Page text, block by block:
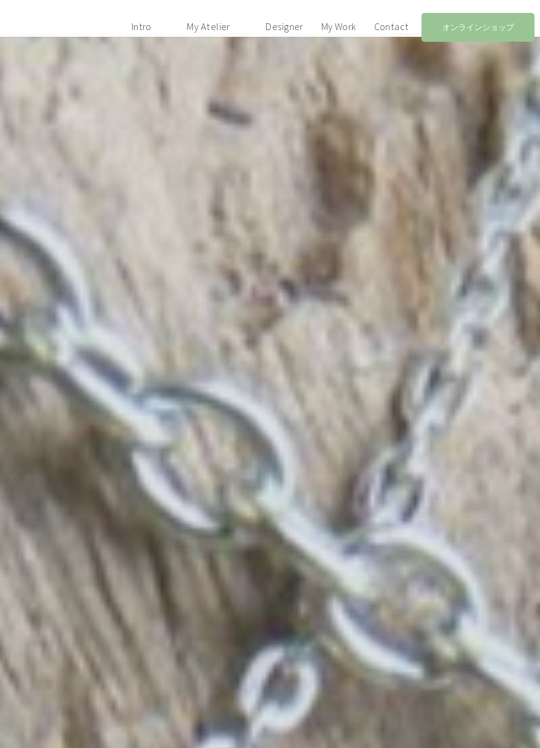
Intro My Atelier Designer My Work Contact オンラインショップ